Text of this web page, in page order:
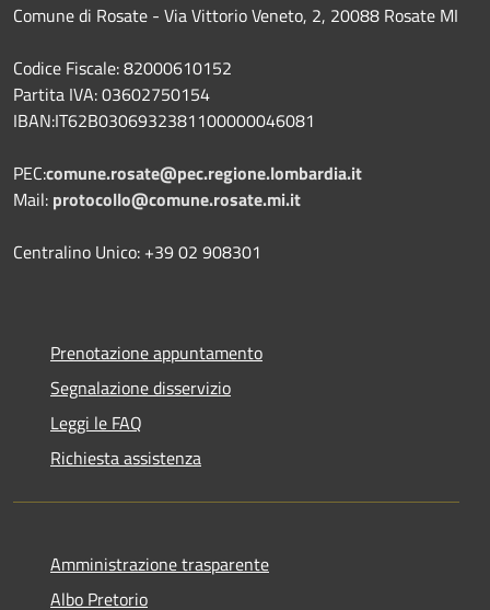
Comune di Rosate - Via Vittorio Veneto, 2, 20088 Rosate MI
Codice Fiscale: 82000610152
Partita IVA: 03602750154
IBAN:IT62B0306932381100000046081
PEC:comune.rosate@pec.regione.lombardia.it
Mail: protocollo@comune.rosate.mi.it
Centralino Unico: +39 02 908301
Prenotazione appuntamento
Segnalazione disservizio
Leggi le FAQ
Richiesta assistenza
Amministrazione trasparente
Albo Pretorio